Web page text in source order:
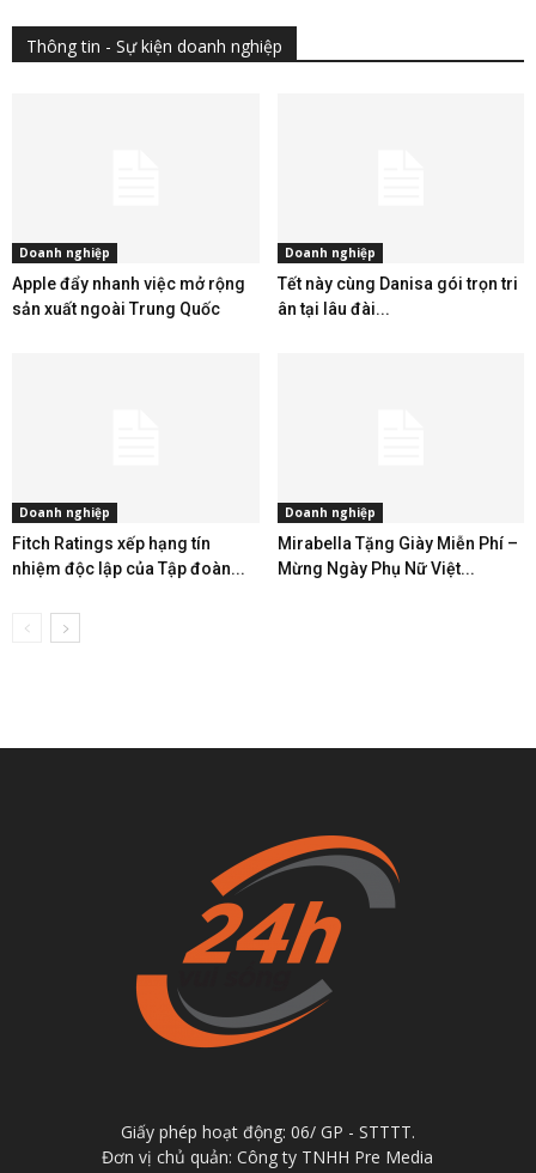
Thông tin - Sự kiện doanh nghiệp
Doanh nghiệp
Apple đẩy nhanh việc mở rộng
sản xuất ngoài Trung Quốc
Doanh nghiệp
Tết này cùng Danisa gói trọn tri
ân tại lâu đài...
Doanh nghiệp
Fitch Ratings xếp hạng tín
nhiệm độc lập của Tập đoàn...
Doanh nghiệp
Mirabella Tặng Giày Miễn Phí –
Mừng Ngày Phụ Nữ Việt...
Giấy phép hoạt động: 06/ GP - STTTT.
Đơn vị chủ quản: Công ty TNHH Pre Media